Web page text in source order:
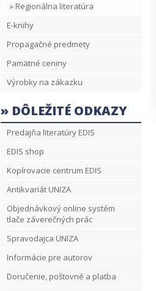
» Regionálna literatúra
E-knihy
Propagačné predmety
Pamätné ceniny
Výrobky na zákazku
» DÔLEŽITÉ ODKAZY
Predajňa literatúry EDIS
EDIS shop
Kopírovacie centrum EDIS
Antikvariát UNIZA
Objednávkový online systém
tlače záverečných prác
Spravodajca UNIZA
Informácie pre autorov
Doručenie, poštovné a platba